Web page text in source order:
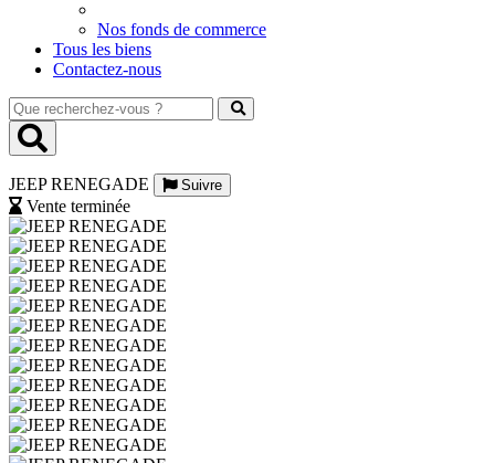
Nos fonds de commerce
Tous les biens
Contactez-nous
Que
recherchez-
vous
JEEP RENEGADE
Suivre
Vente terminée